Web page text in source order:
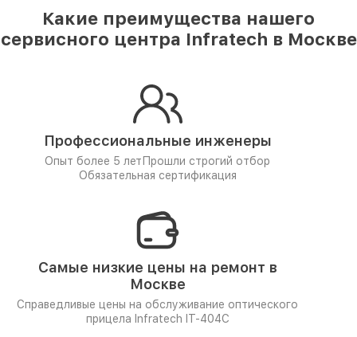
Какие преимущества нашего
сервисного центра Infratech в Москве
Профессиональные инженеры
Опыт более 5 лет Прошли строгий отбор
Обязательная сертификация
Самые низкие цены на ремонт в
Москве
Справедливые цены на обслуживание оптического
прицела Infratech IT-404C